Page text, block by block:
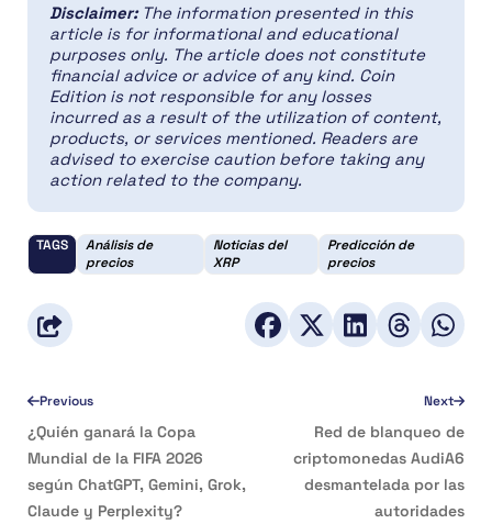
Disclaimer: The information presented in this
article is for informational and educational
purposes only. The article does not constitute
financial advice or advice of any kind. Coin
Edition is not responsible for any losses
incurred as a result of the utilization of content,
products, or services mentioned. Readers are
advised to exercise caution before taking any
action related to the company.
TAGS
Análisis de
precios
Noticias del
XRP
Predicción de
precios
Previous
¿Quién ganará la Copa
Mundial de la FIFA 2026
según ChatGPT, Gemini, Grok,
Claude y Perplexity?
Next
Red de blanqueo de
criptomonedas AudiA6
desmantelada por las
autoridades